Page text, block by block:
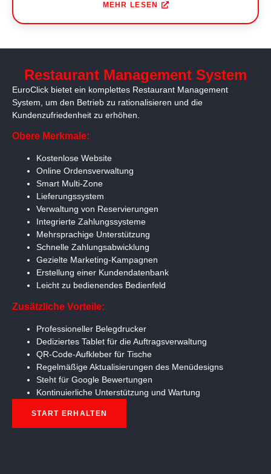
MEHR LESEN
Restaurant Management System
EuroClick bietet ein komplettes Restaurant Management
System, um den Betrieb zu rationalisieren und die
Kundenzufriedenheit zu erhöhen.
Obere Merkmale:
Kostenlose Website
Online Ordensverwaltung
Smart Multi-Zone
Lieferungssystem
Verwaltung von Reservierungen
Integrierte Zahlungssysteme
Mehrsprachige Unterstützung
Schnelle Zahlungsabwicklung
Gezielte Marketing-Kampagnen
Erstellung einer Kundendatenbank
Leicht zu bedienendes Bedienfeld
Zusätzliche Vorteile:
Professioneller Belegdrucker
Dediziertes Tablet für die Auftragsverwaltung
QR-Code-Aufkleber für Tische
Regelmäßige Aktualisierungen des Menüdesigns
Steht für Google Bewertungen
Kontinuierliche Unterstützung und Wartung
START ERHALTEN